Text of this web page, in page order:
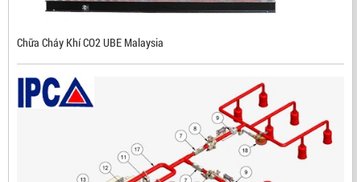
Chữa Cháy Khí CO2 UBE Malaysia